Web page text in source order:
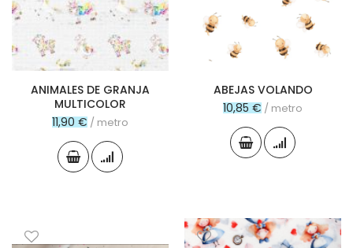
ANIMALES DE GRANJA
MULTICOLOR
11,90 € / metro
ABEJAS VOLANDO
10,85 € / metro